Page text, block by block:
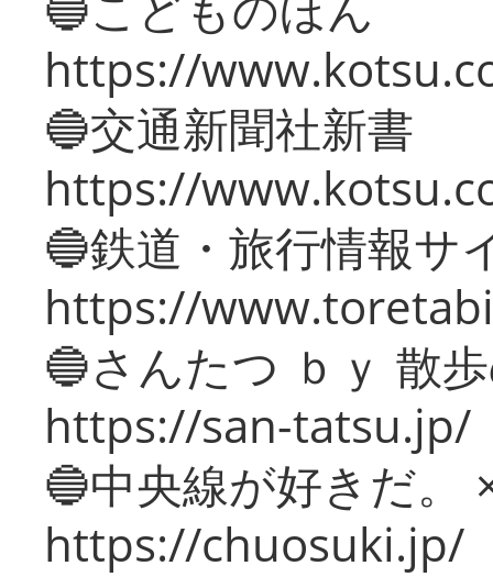
https://
🔵交通新聞社新書
https://
🔵鉄道・旅行情報サ
https://
🔵さんたつ ｂｙ 散
https://san-tatsu.jp/
🔵中央線が好きだ。
https://chuosuki.jp/